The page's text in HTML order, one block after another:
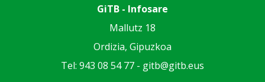
GiTB - Infosare
Mallutz 18
Ordizia, Gipuzkoa
Tel: 943 08 54 77 - gitb@gitb.eus